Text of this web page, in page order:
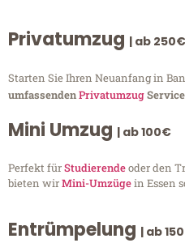
Privatumzug | ab 250€
Starten Sie Ihren Neuanfang in
umfassendenPrivatumzugService
Mini Umzug | ab 100€
Perfekt fürStudierendeoder den
bieten wirMini-Umzügein Essen
Entrümpelung | ab